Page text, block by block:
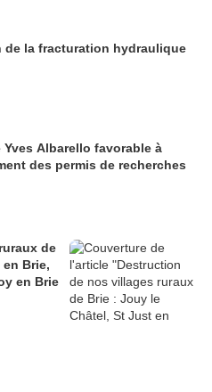
de la fracturation hydraulique
Albarello favorable à
des permis de recherches
de
Brie,
en Brie